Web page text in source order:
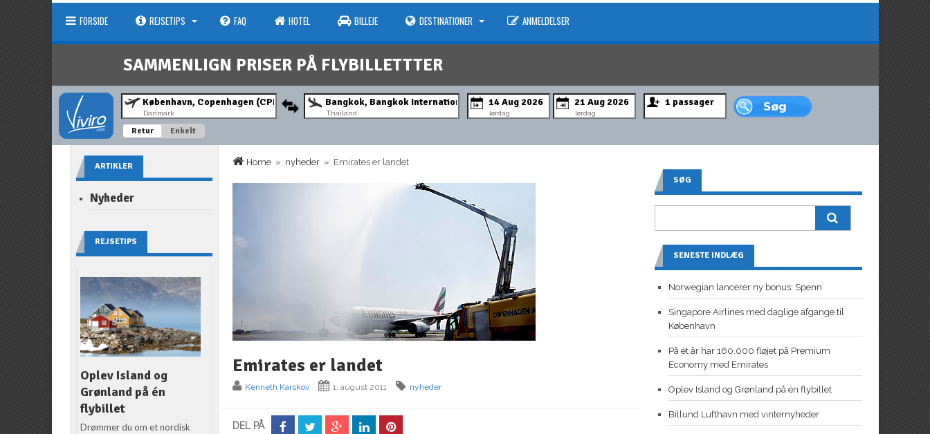
FORSIDE REJSETIPS FAQ HOTEL BILLEJE DESTINATIONER ANMELDELSER
SAMMENLIGN PRISER PÅ FLYBILLETTTER
Danmark Thailand lørdag lørdag
Retur Enkelt
Home » nyheder » Emirates er landet
Emirates er landet
Kenneth Karskov 1. august 2011 nyheder
DEL PÅ
ARTIKLER
Nyheder
REJSETIPS
Oplev Island og
Grønland på én
flybillet
Drømmer du om et nordisk
SØG
SENESTE INDLÆG
Norwegian lancerer ny bonus: Spenn
Singapore Airlines med daglige afgange til
København
På ét år har 160.000 fløjet på Premium
Economy med Emirates
Oplev Island og Grønland på én flybillet
Billund Lufthavn med vinternyheder